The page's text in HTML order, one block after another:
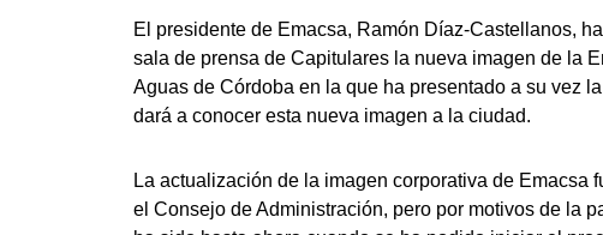
El presidente de Emacsa, Ramón Díaz-Castellanos,
sala de prensa de Capitulares la nueva imagen de la
Aguas de Córdoba en la que ha presentado a su vez
dará a conocer esta nueva imagen a la ciudad.
La actualización de la imagen corporativa de Emacsa
el Consejo de Administración, pero por motivos de la